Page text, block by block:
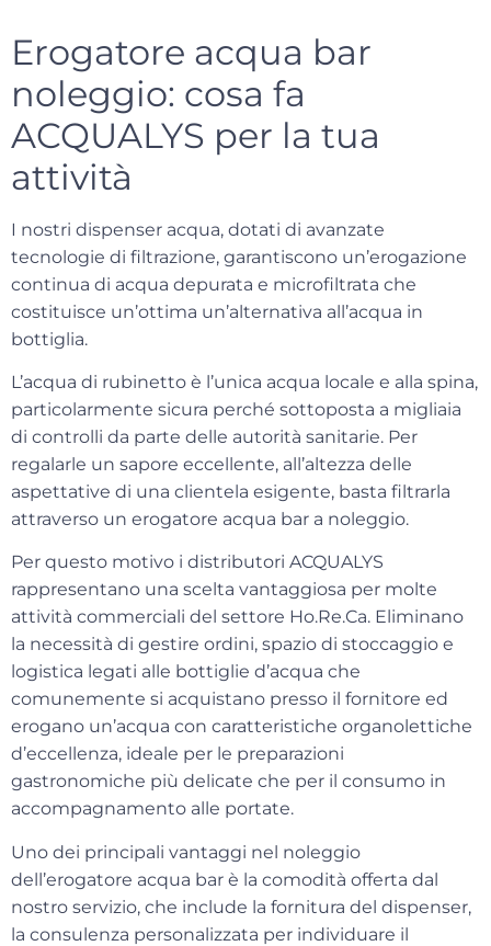
Erogatore acqua bar
noleggio: cosa fa
ACQUALYS per la tua
attività
I nostri dispenser acqua, dotati di avanzate
tecnologie di filtrazione, garantiscono un’erogazione
continua di acqua depurata e microfiltrata che
costituisce un’ottima un’alternativa all’acqua in
bottiglia.
L’acqua di rubinetto è l’unica acqua locale e alla spina,
particolarmente sicura perché sottoposta a migliaia
di controlli da parte delle autorità sanitarie. Per
regalarle un sapore eccellente, all’altezza delle
aspettative di una clientela esigente, basta filtrarla
attraverso un erogatore acqua bar a noleggio.
Per questo motivo i distributori ACQUALYS
rappresentano una scelta vantaggiosa per molte
attività commerciali del settore Ho.Re.Ca. Eliminano
la necessità di gestire ordini, spazio di stoccaggio e
logistica legati alle bottiglie d’acqua che
comunemente si acquistano presso il fornitore ed
erogano un’acqua con caratteristiche organolettiche
d’eccellenza, ideale per le preparazioni
gastronomiche più delicate che per il consumo in
accompagnamento alle portate.
Uno dei principali vantaggi nel noleggio
dell’erogatore acqua bar è la comodità offerta dal
nostro servizio, che include la fornitura del dispenser,
la consulenza personalizzata per individuare il